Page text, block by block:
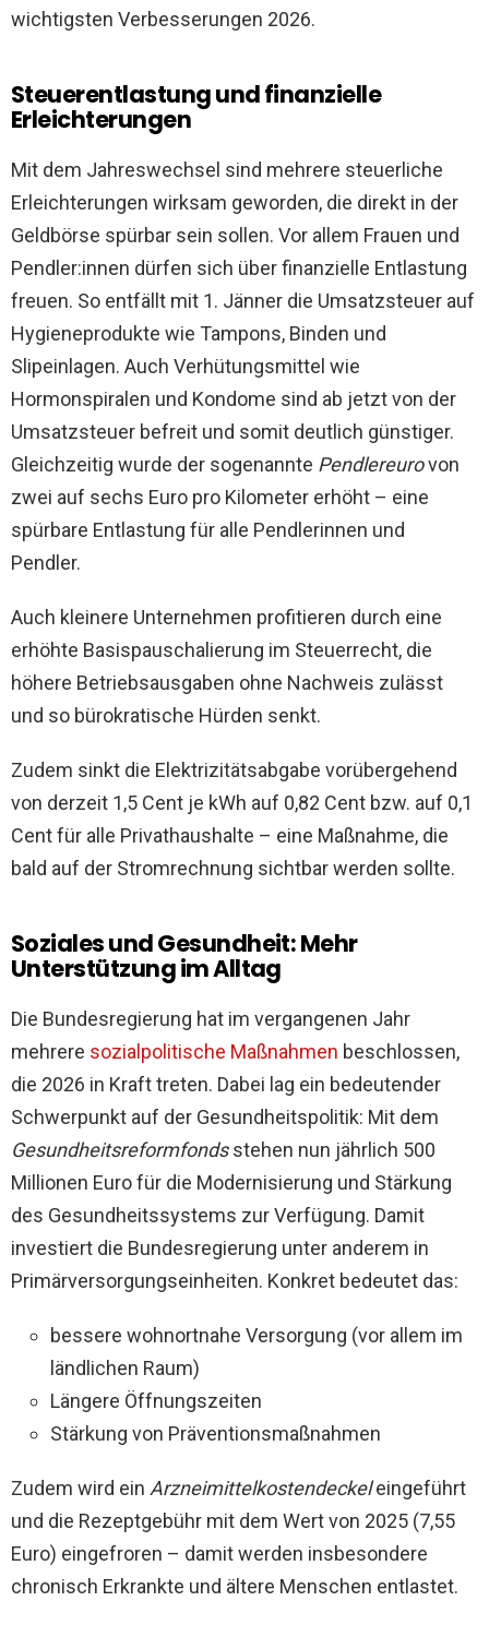
wichtigsten Verbesserungen 2026.
Steuerentlastung und finanzielle
Erleichterungen
Mit dem Jahreswechsel sind mehrere steuerliche
Erleichterungen wirksam geworden, die direkt in der
Geldbörse spürbar sein sollen. Vor allem Frauen und
Pendler:innen dürfen sich über finanzielle Entlastung
freuen. So entfällt mit 1. Jänner die Umsatzsteuer auf
Hygieneprodukte wie Tampons, Binden und
Slipeinlagen. Auch Verhütungsmittel wie
Hormonspiralen und Kondome sind ab jetzt von der
Umsatzsteuer befreit und somit deutlich günstiger.
Gleichzeitig wurde der sogenannte Pendlereurovon
zwei auf sechs Euro pro Kilometer erhöht – eine
spürbare Entlastung für alle Pendlerinnen und
Pendler.
Auch kleinere Unternehmen profitieren durch eine
erhöhte Basispauschalierung im Steuerrecht, die
höhere Betriebsausgaben ohne Nachweis zulässt
und so bürokratische Hürden senkt.
Zudem sinkt die Elektrizitätsabgabe vorübergehend
von derzeit 1,5 Cent je kWh auf 0,82 Cent bzw. auf 0,1
Cent für alle Privathaushalte – eine Maßnahme, die
bald auf der Stromrechnung sichtbar werden sollte.
Soziales und Gesundheit: Mehr
Unterstützung im Alltag
Die Bundesregierung hat im vergangenen Jahr
mehrere sozialpolitische Maßnahmen beschlossen,
die 2026 in Kraft treten. Dabei lag ein bedeutender
Schwerpunkt auf der Gesundheitspolitik: Mit dem
Gesundheitsreformfondsstehen nun jährlich 500
Millionen Euro für die Modernisierung und Stärkung
des Gesundheitssystems zur Verfügung. Damit
investiert die Bundesregierung unter anderem in
Primärversorgungseinheiten. Konkret bedeutet das:
bessere wohnortnahe Versorgung (vor allem im
ländlichen Raum)
Längere Öffnungszeiten
Stärkung von Präventionsmaßnahmen
Zudem wird ein Arzneimittelkostendeckeleingeführt
und die Rezeptgebühr mit dem Wert von 2025 (7,55
Euro) eingefroren – damit werden insbesondere
chronisch Erkrankte und ältere Menschen entlastet.